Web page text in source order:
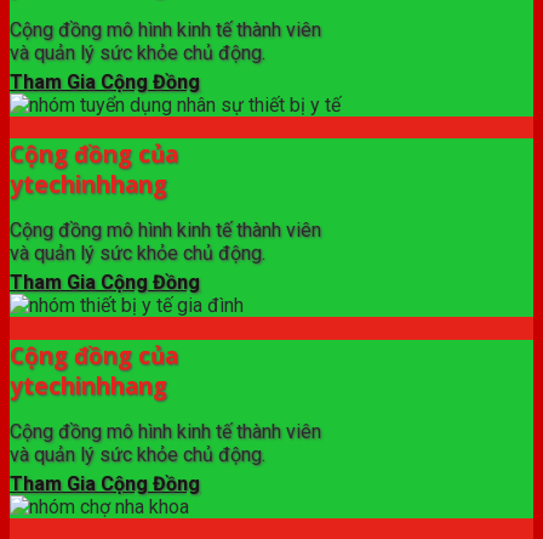
Cộng đồng mô hình kinh tế thành viên
và quản lý sức khỏe chủ động.
Tham Gia Cộng Đồng
Cộng đồng của
ytechinhhang
Cộng đồng mô hình kinh tế thành viên
và quản lý sức khỏe chủ động.
Tham Gia Cộng Đồng
Cộng đồng của
ytechinhhang
Cộng đồng mô hình kinh tế thành viên
và quản lý sức khỏe chủ động.
Tham Gia Cộng Đồng